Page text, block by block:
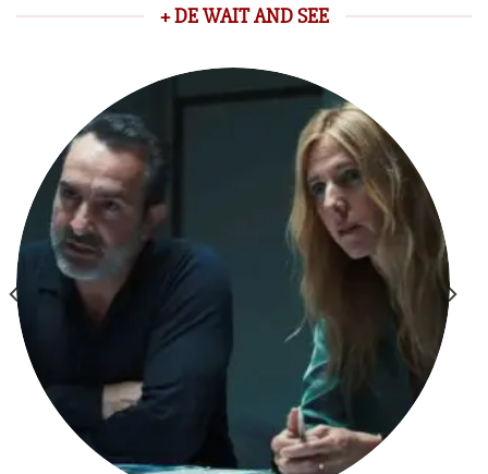
+ DE WAIT AND SEE